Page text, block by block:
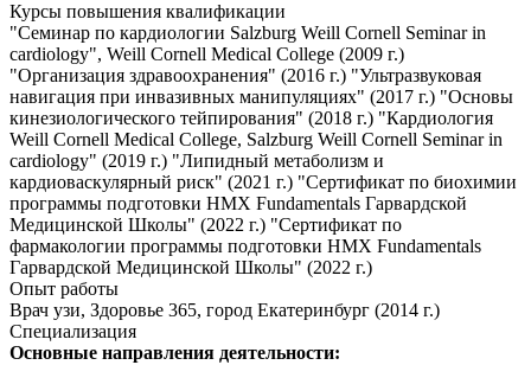
Курсы повышения квалификации
"Семинар по кардиологии Salzburg Weill Cornell Seminar in
cardiology", Weill Cornell Medical College (2009 г.)
"Организация здравоохранения" (2016 г.) "Ультразвуковая
навигация при инвазивных манипуляциях" (2017 г.) "Основы
кинезиологического тейпирования" (2018 г.) "Кардиология
Weill Cornell Medical College, Salzburg Weill Cornell Seminar in
cardiology" (2019 г.) "Липидный метаболизм и
кардиоваскулярный риск" (2021 г.) "Сертификат по биохимии
программы подготовки HMX Fundamentals Гарвардской
Медицинской Школы" (2022 г.) "Сертификат по
фармакологии программы подготовки HMX Fundamentals
Гарвардской Медицинской Школы" (2022 г.)
Опыт работы
Врач узи, Здоровье 365, город Екатеринбург (2014 г.)
Специализация
Основные направления деятельности: